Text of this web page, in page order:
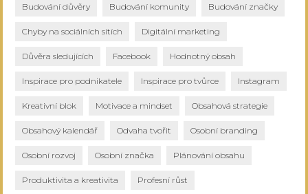
Budování důvěry Budování komunity Budování značky
Chyby na sociálních sítích Digitální marketing
Důvěra sledujících Facebook Hodnotný obsah
Inspirace pro podnikatele Inspirace pro tvůrce Instagram
Kreativní blok Motivace a mindset Obsahová strategie
Obsahový kalendář Odvaha tvořit Osobní branding
Osobní rozvoj Osobní značka Plánování obsahu
Produktivita a kreativita Profesní růst